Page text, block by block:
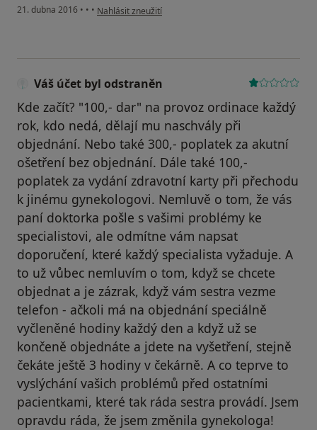
21. dubna 2016 • • • podle názoru uživatele Váš účet byl odstraněn
Nahlásit zneužití
Váš účet byl odstraněn
Kde začít? "100,- dar" na provoz ordinace každý
rok, kdo nedá, dělají mu naschvály při
objednání. Nebo také 300,- poplatek za akutní
ošetření bez objednání. Dále také 100,-
poplatek za vydání zdravotní karty při přechodu
k jinému gynekologovi. Nemluvě o tom, že vás
paní doktorka pošle s vašimi problémy ke
specialistovi, ale odmítne vám napsat
doporučení, které každý specialista vyžaduje. A
to už vůbec nemluvím o tom, když se chcete
objednat a je zázrak, když vám sestra vezme
telefon - ačkoli má na objednání speciálně
vyčleněné hodiny každý den a když už se
končeně objednáte a jdete na vyšetření, stejně
čekáte ještě 3 hodiny v čekárně. A co teprve to
vyslýchání vašich problémů před ostatními
pacientkami, které tak ráda sestra provádí. Jsem
opravdu ráda, že jsem změnila gynekologa!